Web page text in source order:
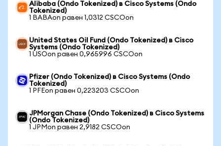
Alibaba (Ondo Tokenized) в Cisco Systems (Ondo
Tokenized)
1 BABAon равен 1,0312 CSCOon
United States Oil Fund (Ondo Tokenized) в Cisco
Systems (Ondo Tokenized)
1 USOon равен 0,965996 CSCOon
Pfizer (Ondo Tokenized) в Cisco Systems (Ondo
Tokenized)
1 PFEon равен 0,223203 CSCOon
JPMorgan Chase (Ondo Tokenized) в Cisco Systems
(Ondo Tokenized)
1 JPMon равен 2,9182 CSCOon